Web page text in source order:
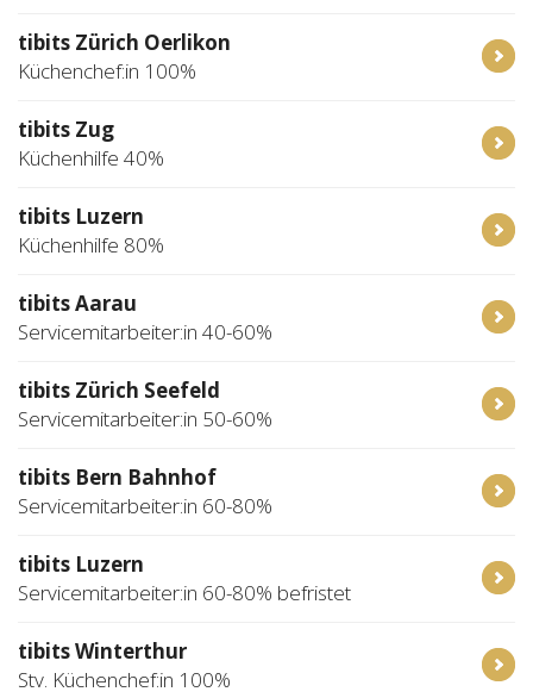
tibits Zürich Oerlikon
Küchenchef:in 100%
tibits Zug
Küchenhilfe 40%
tibits Luzern
Küchenhilfe 80%
tibits Aarau
Servicemitarbeiter:in 40-60%
tibits Zürich Seefeld
Servicemitarbeiter:in 50-60%
tibits Bern Bahnhof
Servicemitarbeiter:in 60-80%
tibits Luzern
Servicemitarbeiter:in 60-80% befristet
tibits Winterthur
Stv. Küchenchef:in 100%